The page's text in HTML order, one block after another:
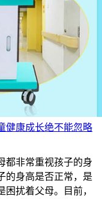
健康成长绝不能忽略
都非常重视孩子的身
的身高是否正常，是
扰着父母。目前，